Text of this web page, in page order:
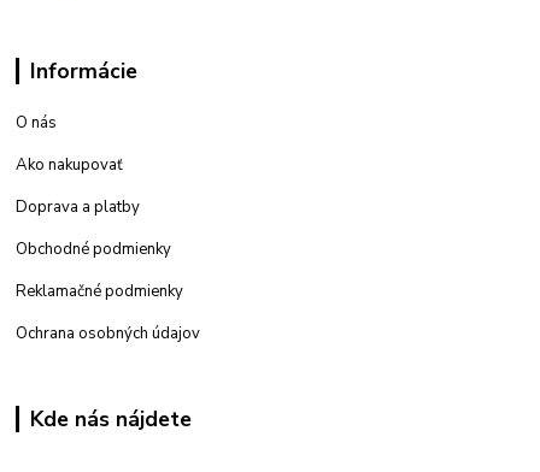
Informácie
O nás
Ako nakupovať
Doprava a platby
Obchodné podmienky
Reklamačné podmienky
Ochrana osobných údajov
Kde nás nájdete